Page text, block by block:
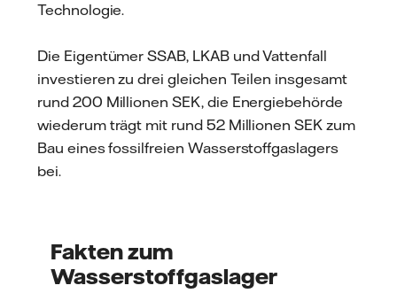
Technologie.
Die Eigentümer SSAB, LKAB und Vattenfall
investieren zu drei gleichen Teilen insgesamt
rund 200 Millionen SEK, die Energiebehörde
wiederum trägt mit rund 52 Millionen SEK zum
Bau eines fossilfreien Wasserstoffgaslagers
bei.
Fakten zum
Wasserstoffgaslager